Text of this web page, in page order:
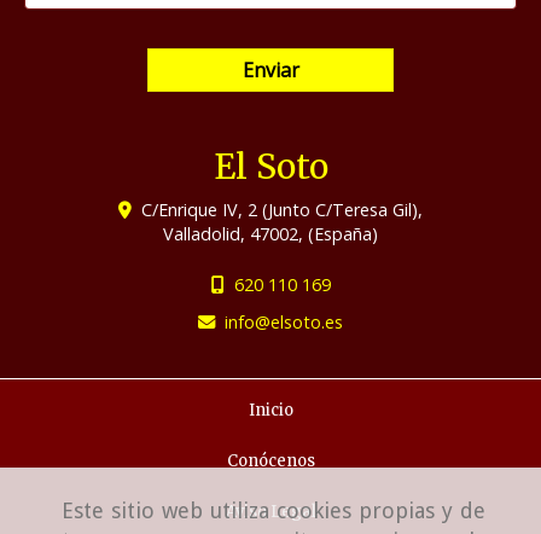
Este sitio web utiliza cookies propias y de
Enviar
El Soto
C/Enrique IV, 2 (Junto C/Teresa Gil),
Valladolid, 47002, (España)
620 110 169
info
elsoto.es
Inicio
Conócenos
Aviso Legal